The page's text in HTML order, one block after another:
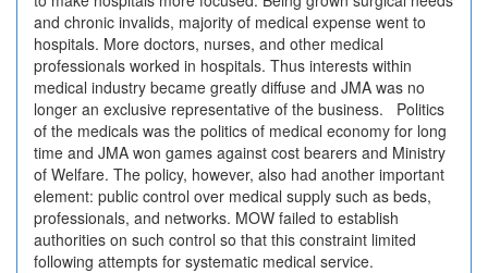
and chronic invalids, majority of medical expense went to
hospitals. More doctors, nurses, and other medical
professionals worked in hospitals. Thus interests within
medical industry became greatly diffuse and JMA was no
longer an exclusive representative of the business. Politics
of the medicals was the politics of medical economy for long
time and JMA won games against cost bearers and Ministry
of Welfare. The policy, however, also had another important
element: public control over medical supply such as beds,
professionals, and networks. MOW failed to establish
authorities on such control so that this constraint limited
following attempts for systematic medical service.